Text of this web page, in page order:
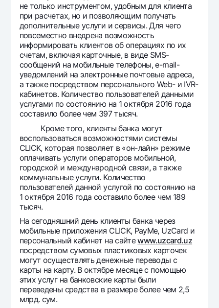
не только инструментом, удобным для клиента
при расчетах, но и позволяющим получать
дополнительные услуги и сервисы. Для чего
повсеместно внедрена возможность
информировать клиентов об операциях по их
счетам, включая карточные, в виде SMS-
сообщений на мобильные телефоны, e-mail-
уведомлений на электронные почтовые адреса,
а также посредством персонального Web- и IVR-
кабинетов. Количество пользователей данными
услугами по состоянию на 1 октября 2016 года
составило более чем 397 тысяч.
Кроме того, клиенты банка могут
воспользоваться возможностями системы
CLICK, которая позволяет в «он-лайн» режиме
оплачивать услуги операторов мобильной,
городской и международной связи, а также
коммунальные услуги. Количество
пользователей данной услугой по состоянию на
1 октября 2016 года составило более чем 189
тысяч.
На сегодняшний день клиенты банка через
мобильные приложения CLICK, PayMe, UzCard и
персональный кабинет на сайтеwww.uzcard.uz
посредством сумовых пластиковых карточек
могут осуществлять денежные переводы с
карты на карту. В октябре месяце с помощью
этих услуг на банковские карты были
переведены средства в размере более чем 2,5
млрд. сум.